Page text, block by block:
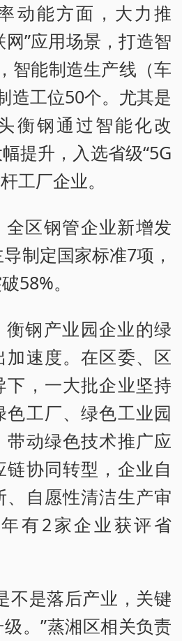
动能方面，大力推
网”应用场景，打造智
智能制造生产线（车
造工位50个。尤其是
衡钢通过智能化改
提升，入选省级“5G
工厂企业。
全区钢管企业新增发
制定国家标准7项，
58%。
衡钢产业园企业的绿
加速度。在区委、区
下，一大批企业坚持
色工厂、绿色工业园
带动绿色技术推广应
链协同转型，企业自
、自愿性清洁生产审
有2家企业获评省
不是落后产业，关键
。”蒸湘区相关负责